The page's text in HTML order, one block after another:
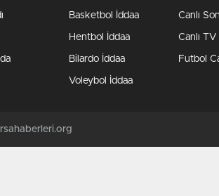
Basketbol İddaa
Hentbol İddaa
Bilardo İddaa
Voleybol İddaa
Canlı
Canlı TV
Futbol